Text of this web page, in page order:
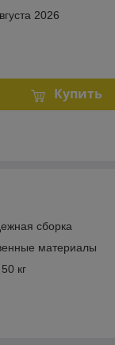
2026
Купить
сборка
материалы
кг